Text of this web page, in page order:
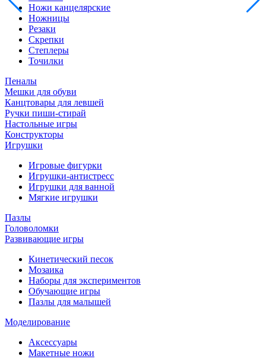
Ножи канцелярские
Ножницы
Резаки
Скрепки
Степлеры
Точилки
Пеналы
Мешки для обуви
Канцтовары для левшей
Ручки пиши-стирай
Настольные игры
Конструкторы
Игрушки
Игровые фигурки
Игрушки-антистресс
Игрушки для ванной
Мягкие игрушки
Пазлы
Головоломки
Развивающие игры
Кинетический песок
Мозаика
Наборы для экспериментов
Обучающие игры
Пазлы для малышей
Моделирование
Аксессуары
Макетные ножи